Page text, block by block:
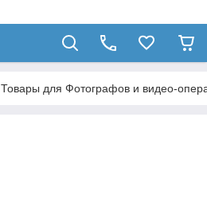
Товары для Фотографов и видео-